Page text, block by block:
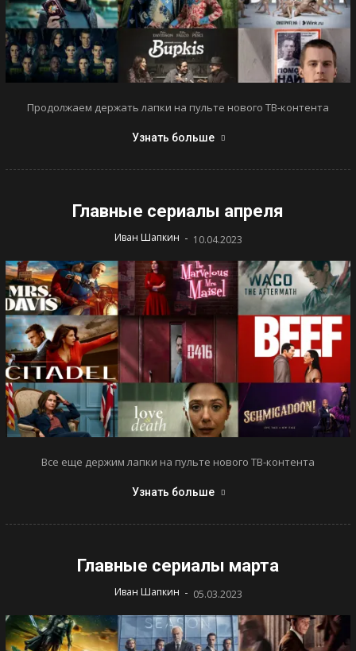
Продолжаем держать лапки на пульте нового ТВ-контента
Узнать больше
Главные сериалы апреля
Иван Шапкин - 10.04.2023
Все еще держим лапки на пульте нового ТВ-контента
Узнать больше
Главные сериалы марта
Иван Шапкин - 05.03.2023